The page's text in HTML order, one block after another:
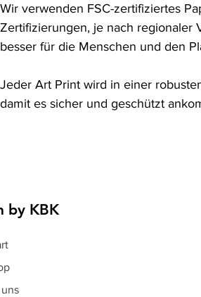
Wir verwenden FSC-zertifiziertes
Zertifizierungen, je nach regionaler
besser für die Menschen und den
Jeder Art Print wird in einer
damit es sicher und geschützt
by KBK